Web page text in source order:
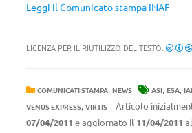
Leggi il Comunicato stampa INAF
LICENZA PER IL RIUTILIZZO DEL TESTO:
COMUNICATI STAMPA, NEWS ASI, ESA,
VENUS EXPRESS, VIRTIS
Articolo
07/04/2011 e aggiornato il 11/04/2011